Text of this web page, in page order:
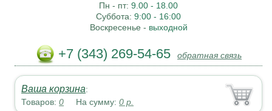
Пн - пт:9.00 - 18.00
Суббота:9:00 - 16:00
Воскресенье - выходной
+7 (343) 269-54-65 обратная связь
Ваша корзина:
Товаров:0 На сумму:0 р.